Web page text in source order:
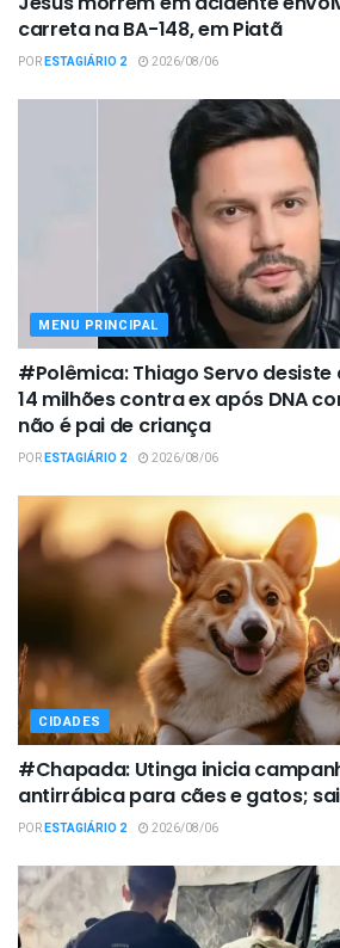
carreta na BA-148, em Piatã
PORESTAGIÁRIO 2 2026/08/06
MENU PRINCIPAL
#Polêmica: Thiago Servo desiste
14 milhões contra ex após DNA
não é pai de criança
PORESTAGIÁRIO 2 2026/08/06
CIDADES
#Chapada: Utinga inicia
antirrábica para cães e gatos;
PORESTAGIÁRIO 2 2026/08/06